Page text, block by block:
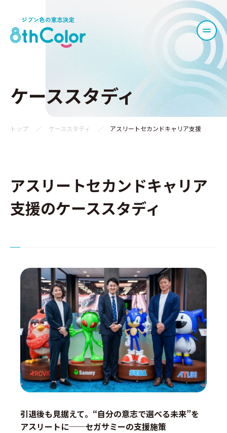
ケーススタディ
トップ ケーススタディ アスリートセカンドキャリア支援
アスリートセカンドキャリア
支援のケーススタディ
引退後も見据えて。“自分の意志で選べる未来”を
アスリートに──セガサミーの支援施策